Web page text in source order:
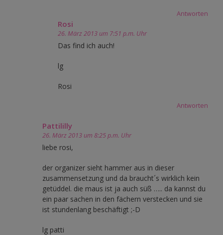
Antworten
Rosi
26. März 2013 um 7:51 p.m. Uhr
Das find ich auch!
lg
Rosi
Antworten
Pattililly
26. März 2013 um 8:25 p.m. Uhr
liebe rosi,
der organizer sieht hammer aus in dieser
zusammensetzung und da braucht´s wirklich kein
getüddel. die maus ist ja auch süß ….. da kannst du
ein paar sachen in den fächern verstecken und sie
ist stundenlang beschäftigt ;-D
lg patti